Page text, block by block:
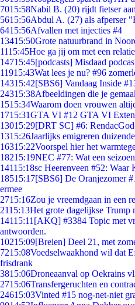
7015:58Nabil B. (20) rijdt fietser
5615:56Abdul A. (27) als afperser
6415:56Afvallen met injecties #4
13415:50Grote natuurbrand in
1115:45Hoe ga jij om met een
14715:45[podcasts] Misdaad
11915:43Wat lees je nu? #96
14315:42[SBS6] Vandaag Inside
24315:38Afbeeldingen die je
1515:34Waarom doen vrouwen
1715:31GTA VI #12 GTA VI
13015:29[DRT SC] #6:
1315:26Jaarlijks emigreren
16315:22Voorspel hier het
18215:19NEC #77: Wat een
14115:18sc Heerenveen #52: Waar
18515:17[SBS6] De Oranjezomer
ermee
2715:16Zou je vreemdgaan in een
2115:13Het grote dagelijkse Trump
14115:11 [AKQ] #3384 Topic met
antwoorden.
10215:09[Breien] Deel 21, met
7215:08Voedselwaakhond wil dat
frisdrank
3815:06Droneaanval op Oekrains
2715:06Transfergeruchten en
24615:03Vinted #15 nog-net-niet